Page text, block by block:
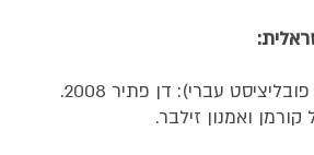
אוצרות (קריקטוריסט פובליציסט עברי): דן פתיר 2008.
ואמנון זילבר.